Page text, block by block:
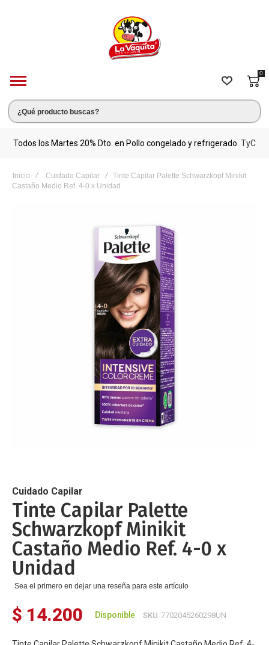
0
Todos los Martes 20% Dto. en Pollo congelado y refrigerado. TyC
Inicio Cuidado Capilar
Tinte Capilar Palette Schwarzkopf Minikit
Castaño Medio Ref. 4-0 x Unidad
de
la
de
imágenes
Cuidado Capilar
Tinte Capilar Palette
Schwarzkopf Minikit
Castaño Medio Ref. 4-0 x
Unidad
Sea el primero en dejar una reseña para este artículo
$ 14.200 Disponible SKU 7702045260298UN